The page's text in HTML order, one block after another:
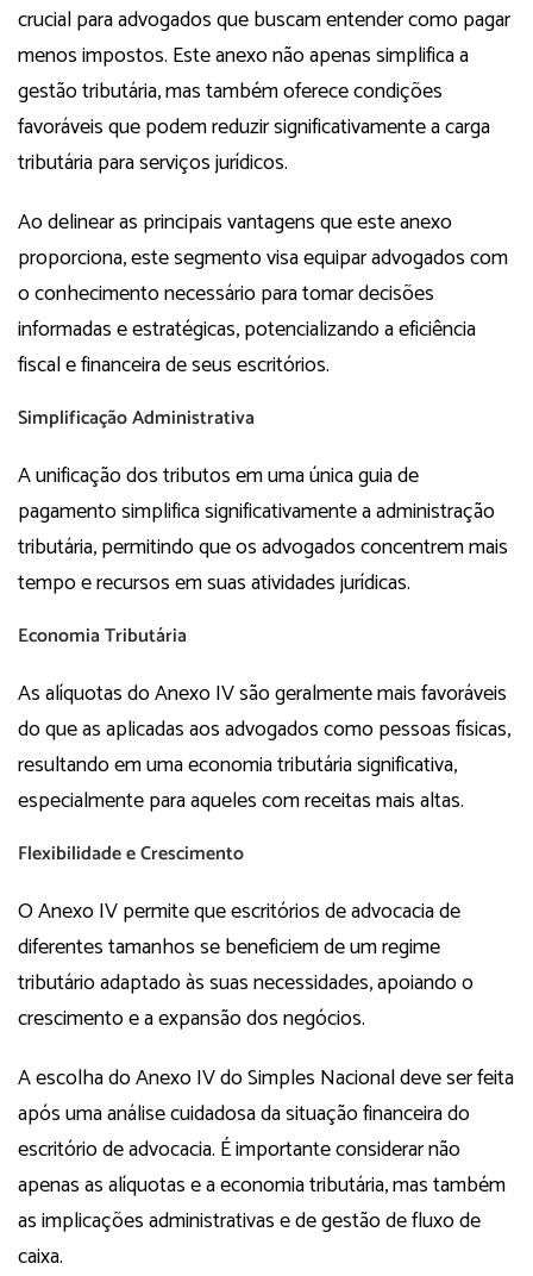
crucial para advogados que buscam entender como pagar
menos impostos. Este anexo não apenas simplifica a
gestão tributária, mas também oferece condições
favoráveis que podem reduzir significativamente a carga
tributária para serviços jurídicos.
Ao delinear as principais vantagens que este anexo
proporciona, este segmento visa equipar advogados com
o conhecimento necessário para tomar decisões
informadas e estratégicas, potencializando a eficiência
fiscal e financeira de seus escritórios.
Simplificação Administrativa
A unificação dos tributos em uma única guia de
pagamento simplifica significativamente a administração
tributária, permitindo que os advogados concentrem mais
tempo e recursos em suas atividades jurídicas.
Economia Tributária
As alíquotas do Anexo IV são geralmente mais favoráveis
do que as aplicadas aos advogados como pessoas físicas,
resultando em uma economia tributária significativa,
especialmente para aqueles com receitas mais altas.
Flexibilidade e Crescimento
O Anexo IV permite que escritórios de advocacia de
diferentes tamanhos se beneficiem de um regime
tributário adaptado às suas necessidades, apoiando o
crescimento e a expansão dos negócios.
A escolha do Anexo IV do Simples Nacional deve ser feita
após uma análise cuidadosa da situação financeira do
escritório de advocacia. É importante considerar não
apenas as alíquotas e a economia tributária, mas também
as implicações administrativas e de gestão de fluxo de
caixa.